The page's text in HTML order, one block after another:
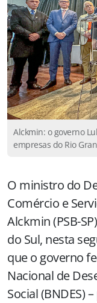
Alckmin: o governo
empresas do Rio
O ministro do
Comércio e
Alckmin (PSB-
do Sul, nesta
que o governo
Nacional de
Social (BNDES)